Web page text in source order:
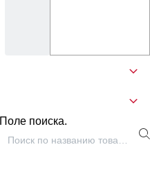
Поле поиска.